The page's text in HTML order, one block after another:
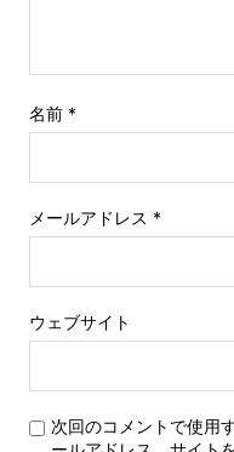
名前 *
メールアドレス *
ウェブサイト
次回のコメントで使用